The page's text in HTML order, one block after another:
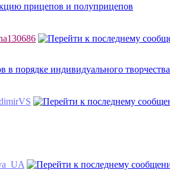
прицепов и полуприцепов
порядке индивидуального творчества